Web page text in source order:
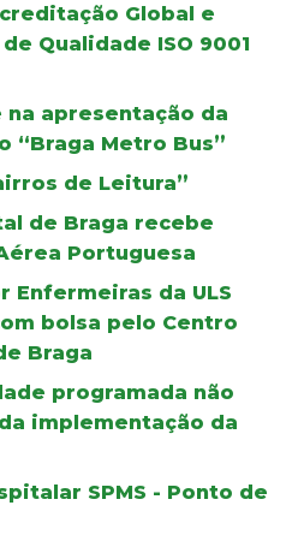
Global e
Qualidade ISO 9001
na apresentação da
“Braga Metro Bus”
de Leitura”
de Braga recebe
Portuguesa
da ULS
bolsa pelo Centro
Braga
programada não
implementação da
SPMS - Ponto de